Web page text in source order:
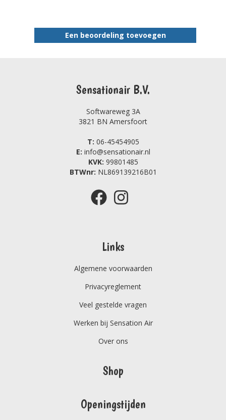
Een beoordeling toevoegen
Sensationair B.V.
Softwareweg 3A
3821 BN Amersfoort
T: 06-45454905
E: info@sensationair.nl
KVK: 99801485
BTWnr: NL869139216B01
Links
Algemene voorwaarden
Privacyreglement
Veel gestelde vragen
Werken bij Sensation Air
Over ons
Shop
Openingstijden